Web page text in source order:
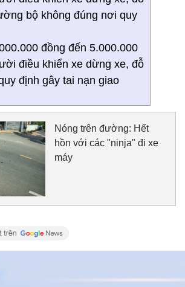
bộ không đúng nơi quy
đồng đến 5.000.000
điều khiển xe dừng xe, đỗ
định gây tai nạn giao
Nóng trên đường: Hết
hồn với các "ninja" đi xe
máy